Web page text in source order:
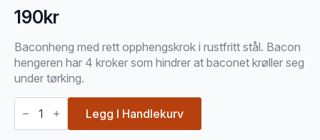
190kr
Baconheng med rett opphengskrok i rustfritt stål. Bacon
hengeren har 4 kroker som hindrer at baconet krøller seg
under tørking.
Baconheng
med
rett
Legg I Handlekurv